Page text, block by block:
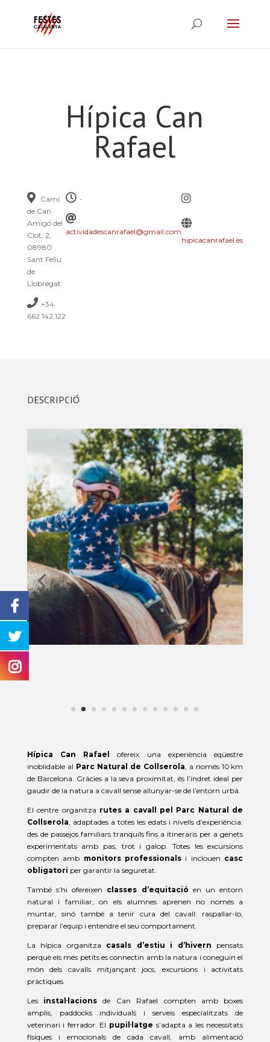
Hípica Can
Rafael
Camí
de Can
Amigó del
Clot, 2,
08980
Sant Feliu
de
Llobregat
+34
662 142 122
-
actividadescanrafael@gmail.com
hipicacanrafael.es
DESCRIPCIÓ
Hípica Can Rafael
ofereix una experiència eqüestre
inoblidable al Parc Natural de Collserola, a només 10 km
de Barcelona. Gràcies a la seva proximitat, és l’indret ideal per
gaudir de la natura a cavall sense allunyar-se de l’entorn urbà.
El centre organitza rutes a cavall pel Parc Natural de
Collserola, adaptades a totes les edats i nivells d’experiència:
des de passejos familiars tranquils fins a itineraris per a genets
experimentats amb pas, trot i galop. Totes les excursions
compten amb monitors professionals i inclouen casc
obligatori per garantir la seguretat.
També s’hi ofereixen classes d’equitació en un entorn
natural i familiar, on els alumnes aprenen no només a
muntar, sinó també a tenir cura del cavall: raspallar-lo,
preparar l’equip i entendre el seu comportament.
La hípica organitza casals d’estiu i d’hivern pensats
perquè els més petits es connectin amb la natura i coneguin el
món dels cavalls mitjançant jocs, excursions i activitats
pràctiques.
Les instal·lacions de Can Rafael compten amb boxes
amplis, paddocks individuals i serveis especialitzats de
veterinari i ferrador. El pupil·latge s’adapta a les necessitats
físiques i emocionals de cada cavall, amb alimentació